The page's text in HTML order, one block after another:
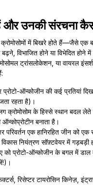
उनकी संरचना
क्रोमोसोमों में बिखरे होते हैं—जैसे
विभाजित होने या विभेदित
ट्रांसलोकेशन, या वायरल
प्रोटो-ऑन्कोजीन की कई प्रतियां
रहता है)।
क्रोमोसोम के हिस्से स्थान बदल
बनाता है।
परिवर्तन एक हानिरहित जीन
नियंत्रण सॉफ़्टवेयर में गड़बड़ी
प्रोटो-ऑन्कोजीन के बगल में
रिसेप्टर टायरोसिन किनेज़,